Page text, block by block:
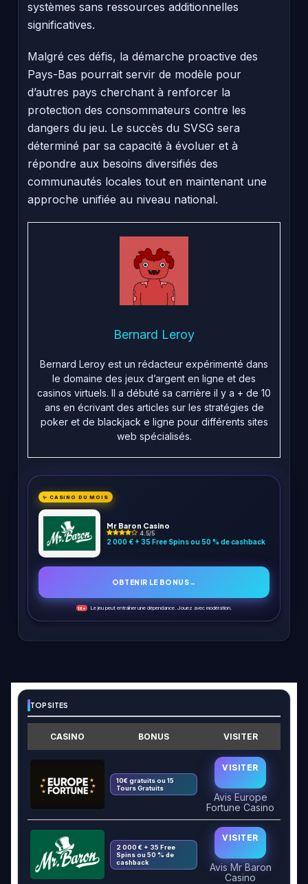
systèmes sans ressources additionnelles
significatives.
Malgré ces défis, la démarche proactive des
Pays-Bas pourrait servir de modèle pour
d’autres pays cherchant à renforcer la
protection des consommateurs contre les
dangers du jeu. Le succès du SVSG sera
déterminé par sa capacité à évoluer et à
répondre aux besoins diversifiés des
communautés locales tout en maintenant une
approche unifiée au niveau national.
Bernard Leroy
Bernard Leroy est un rédacteur expérimenté dans
le domaine des jeux d’argent en ligne et des
casinos virtuels. Il a débuté sa carrière il y a + de 10
ans en écrivant des articles sur les stratégies de
poker et de blackjack e ligne pour différents sites
web spécialisés.
✨ CASINO DU MOIS
Mr Baron Casino
4.5/5
2 000 € + 35 Free Spins ou 50 % de cashback
OBTENIR LE BONUS→
18+ Le jeu peut entraîner une dépendance. Jouez avec modération.
TOP SITES
CASINO BONUS VISITER
10€ gratuits ou 15
Tours Gratuits
VISITER
Avis Europe
Fortune Casino
2 000 € + 35 Free
Spins ou 50 % de
cashback
VISITER
Avis Mr Baron
Casino